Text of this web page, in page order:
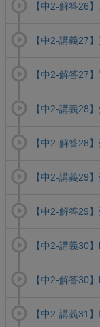
【中2-解答26
【中2-講義27
【中2-解答27
【中2-講義28
【中2-解答28
【中2-講義29
【中2-解答29
【中2-講義30
【中2-解答30
【中2-講義31